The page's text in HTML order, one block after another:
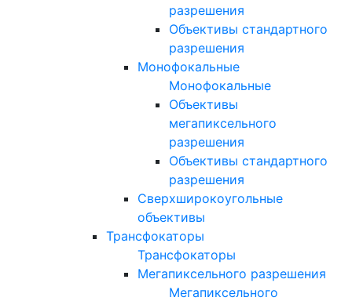
разрешения
Объективы стандартного
разрешения
Монофокальные
Монофокальные
Объективы
мегапиксельного
разрешения
Объективы стандартного
разрешения
Сверхширокоугольные
объективы
Трансфокаторы
Трансфокаторы
Мегапиксельного разрешения
Мегапиксельного